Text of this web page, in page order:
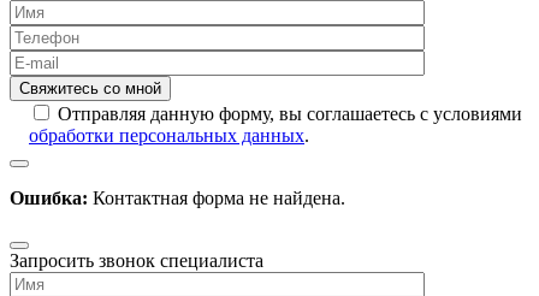
Отправляя данную форму, вы соглашаетесь с условиями
обработки персональных данных.
Ошибка: Контактная форма не найдена.
Запросить звонок специалиста